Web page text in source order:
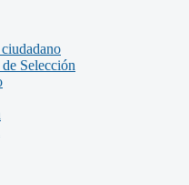
Selección